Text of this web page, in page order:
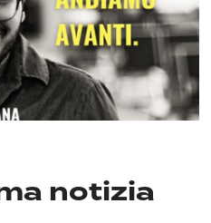
notizia